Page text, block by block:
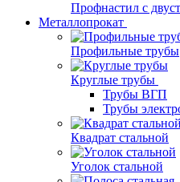
Профнастил с
Металлопрокат
Профильные трубы
Круглые трубы
Трубы ВГП
Трубы
Квадрат стальной
Уголок стальной